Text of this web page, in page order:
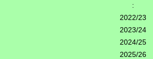
:
2022/23
2023/24
2024/25
2025/26